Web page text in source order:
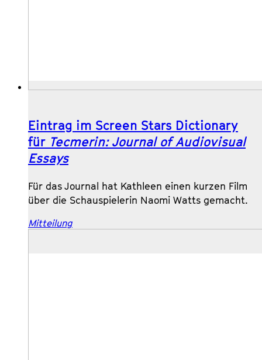
Eintrag im Screen Stars Dictionary
für Tecmerin: Journal of Audiovisual
Essays
Für das Journal hat Kathleen einen kurzen Film
über die Schauspielerin Naomi Watts gemacht.
Mitteilung